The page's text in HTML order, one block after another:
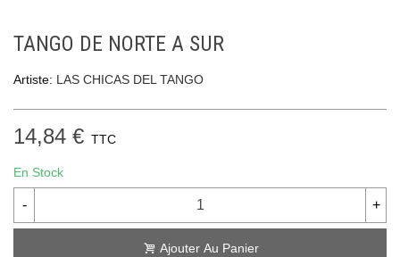
TANGO DE NORTE A SUR
Artiste: LAS CHICAS DEL TANGO
14,84 € TTC
En Stock
- +
Ajouter Au Panier